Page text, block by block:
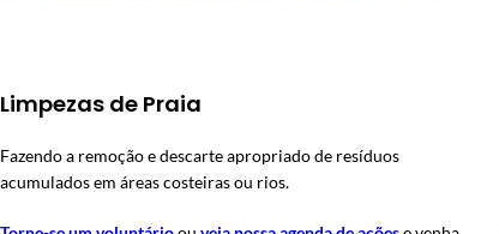
Limpezas de Praia
Fazendo a remoção e descarte apropriado de resíduos
acumulados em áreas costeiras ou rios.